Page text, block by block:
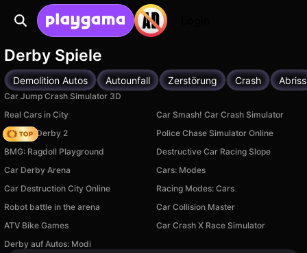
Derby Spiele
Demolition Autos Autounfall Zerstörung Crash Abriss
Car Jump Crash Simulator 3D
Real Cars in City
Car Smash! Car Crash Simulator
Zombie Derby 2
Police Chase Simulator Online
BMG: Ragdoll Playground
Destructive Car Racing Slope
Car Derby Arena
Cars: Modes
Car Destruction City Online
Racing Modes: Cars
Robot battle in the arena
Car Collision Master
ATV Bike Games
Car Crash X Race Simulator
Derby auf Autos: Modi